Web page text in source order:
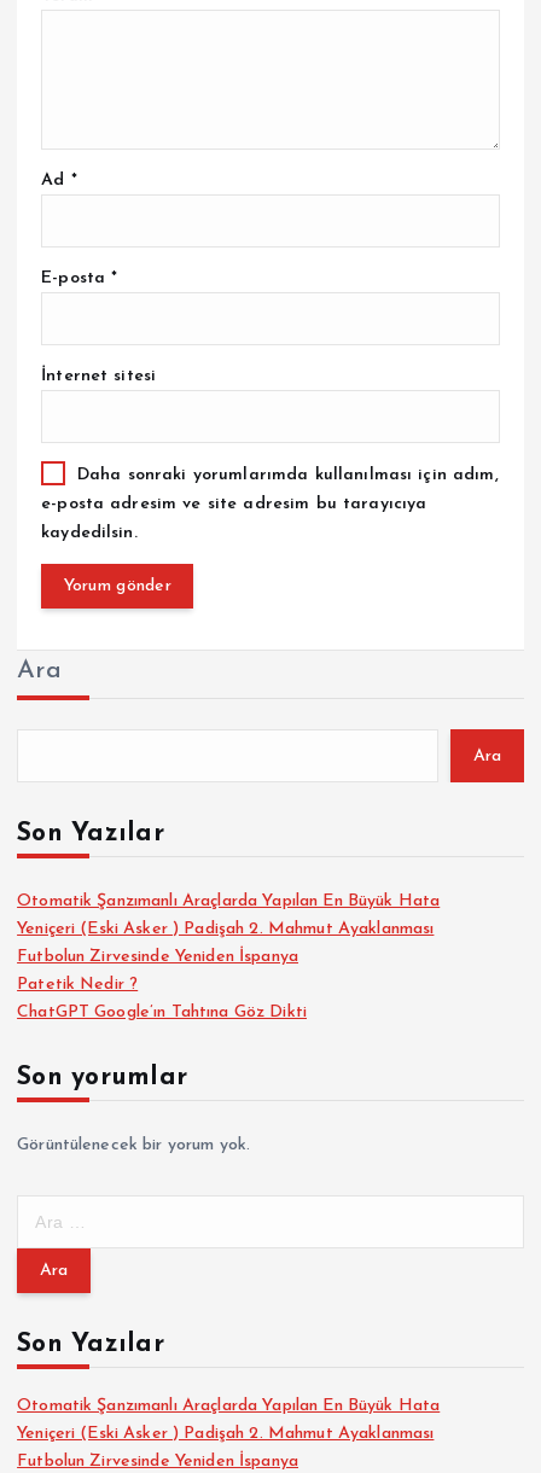
Ad *
E-posta*
İnternet sitesi
Daha sonraki yorumlarımda kullanılması için adım,
e-posta adresim ve site adresim bu tarayıcıya
kaydedilsin.
Ara
Ara
Son Yazılar
Otomatik Şanzımanlı Araçlarda Yapılan En Büyük Hata
Yeniçeri (Eski Asker ) Padişah 2. Mahmut Ayaklanması
Futbolun Zirvesinde Yeniden İspanya
Patetik Nedir ?
ChatGPT Google’ın Tahtına Göz Dikti
Son yorumlar
Görüntülenecek bir yorum yok.
m
:Son Yazılar
Otomatik Şanzımanlı Araçlarda Yapılan En Büyük Hata
Yeniçeri (Eski Asker ) Padişah 2. Mahmut Ayaklanması
Futbolun Zirvesinde Yeniden İspanya